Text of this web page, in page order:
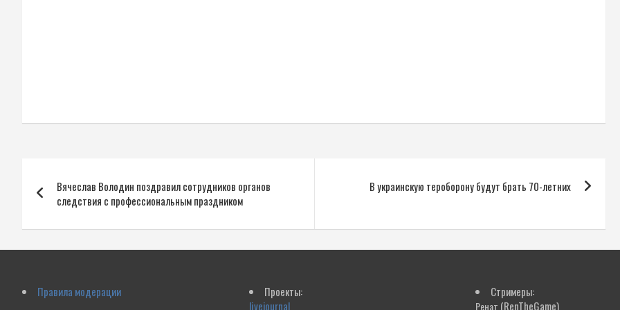
по
записям
Вячеслав Володин поздравил сотрудников органов
следствия с профессиональным праздником
В украинскую тероборону будут брать 70-летних
Правила модерации
Проекты:
livejournal
Стримеры:
Ренат (RenTheGame)